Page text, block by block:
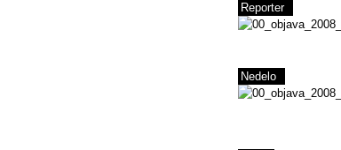
Reporter
Nedelo